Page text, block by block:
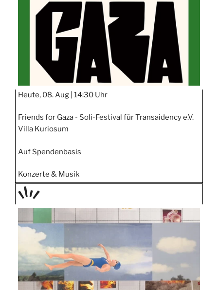
Heute, 08. Aug | 14:30 Uhr
Friends for Gaza - Soli-Festival für Transaidency e.V.
Villa Kuriosum
Auf Spendenbasis
Konzerte & Musik
TAGE
STIPP